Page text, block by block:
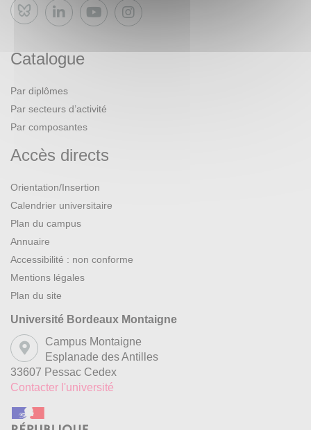
Bluesky
Catalogue
Par diplômes
Par secteurs d’activité
Par composantes
Accès directs
Orientation/Insertion
Calendrier universitaire
Plan du campus
Annuaire
Accessibilité : non conforme
Mentions légales
Plan du site
Université Bordeaux Montaigne
Campus Montaigne
Esplanade des Antilles
33607 Pessac Cedex
Contacter l'université